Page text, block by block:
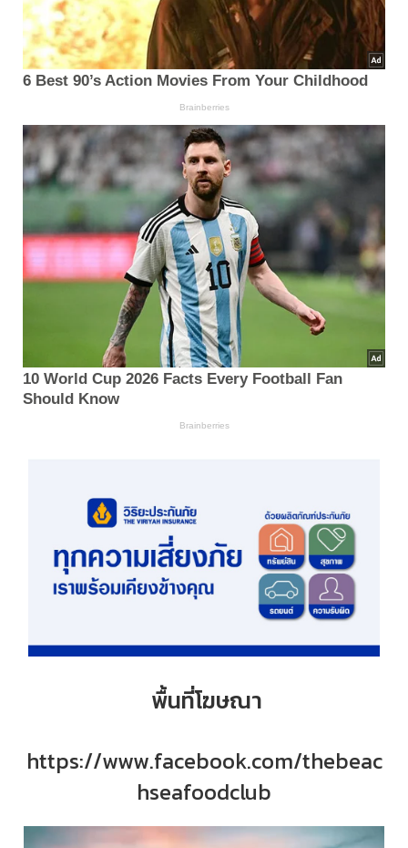
พื้นที่โฆษณา
https://www.facebook.com/thebeac
hseafoodclub